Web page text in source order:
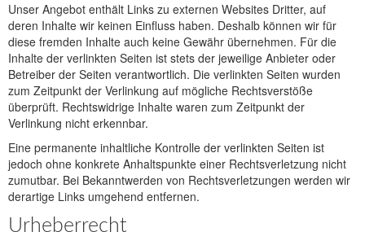
Unser Angebot enthält Links zu externen Websites Dritter, auf
deren Inhalte wir keinen Einfluss haben. Deshalb können wir für
diese fremden Inhalte auch keine Gewähr übernehmen. Für die
Inhalte der verlinkten Seiten ist stets der jeweilige Anbieter oder
Betreiber der Seiten verantwortlich. Die verlinkten Seiten wurden
zum Zeitpunkt der Verlinkung auf mögliche Rechtsverstöße
überprüft. Rechtswidrige Inhalte waren zum Zeitpunkt der
Verlinkung nicht erkennbar.
Eine permanente inhaltliche Kontrolle der verlinkten Seiten ist
jedoch ohne konkrete Anhaltspunkte einer Rechtsverletzung nicht
zumutbar. Bei Bekanntwerden von Rechtsverletzungen werden wir
derartige Links umgehend entfernen.
Urheberrecht